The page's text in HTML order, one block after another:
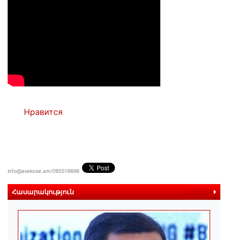
Нравится
info@asekose.am/095519696
Հասարակություն ավելին